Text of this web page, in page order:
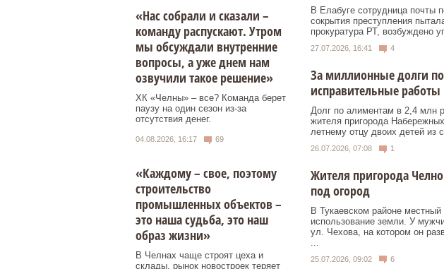
«Нас собрали и сказали –
команду распускают. Утром
мы обсуждали внутренние
вопросы, а уже днем нам
озвучили такое решение»
ХК «Челны» – все? Команда берет
паузу на один сезон из-за
отсутствия денег.
04.08.2026, 16:17 69
«Каждому – свое, поэтому
строительство
промышленных объектов –
это наша судьба, это наш
образ жизни»
В Челнах чаще строят цеха и
склады, рынок новостроек теряет
В Елабуге сотрудница почты
сокрытия преступления
прокуратура РТ, возбуждено
27.07.2026, 16:41 4
За миллионные долги
исправительные работы
Долг по алиментам в 2,4 млн
жителя пригорода
летнему отцу двоих детей из
26.07.2026, 07:08 1
Жителя пригорода
под огород
В Тукаевском районе
использование земли. У
ул. Чехова, на котором он
25.07.2026, 09:02 6